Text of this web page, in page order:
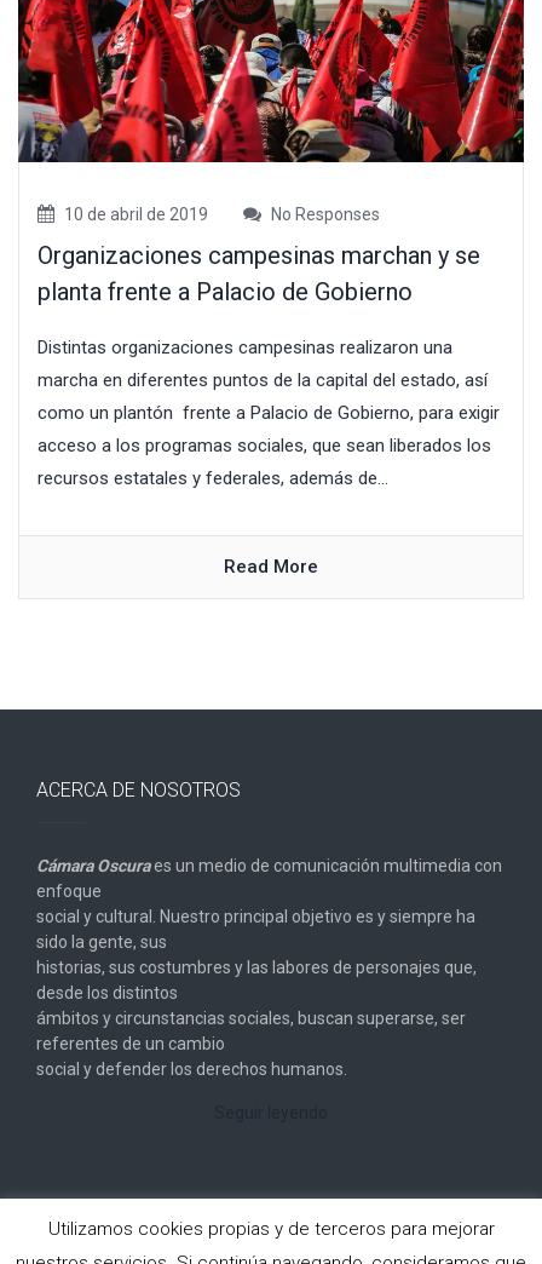
10 de abril de 2019 No Responses
Organizaciones campesinas marchan y se
planta frente a Palacio de Gobierno
Distintas organizaciones campesinas realizaron una
marcha en diferentes puntos de la capital del estado, así
como un plantón frente a Palacio de Gobierno, para exigir
acceso a los programas sociales, que sean liberados los
recursos estatales y federales, además de...
Read More
ACERCA DE NOSOTROS
Cámara Oscuraes un medio de comunicación multimedia con
enfoque
social y cultural. Nuestro principal objetivo es y siempre ha
sido la gente, sus
historias, sus costumbres y las labores de personajes que,
desde los distintos
ámbitos y circunstancias sociales, buscan superarse, ser
referentes de un cambio
social y defender los derechos humanos.
Utilizamos cookies propias y de terceros para mejorar